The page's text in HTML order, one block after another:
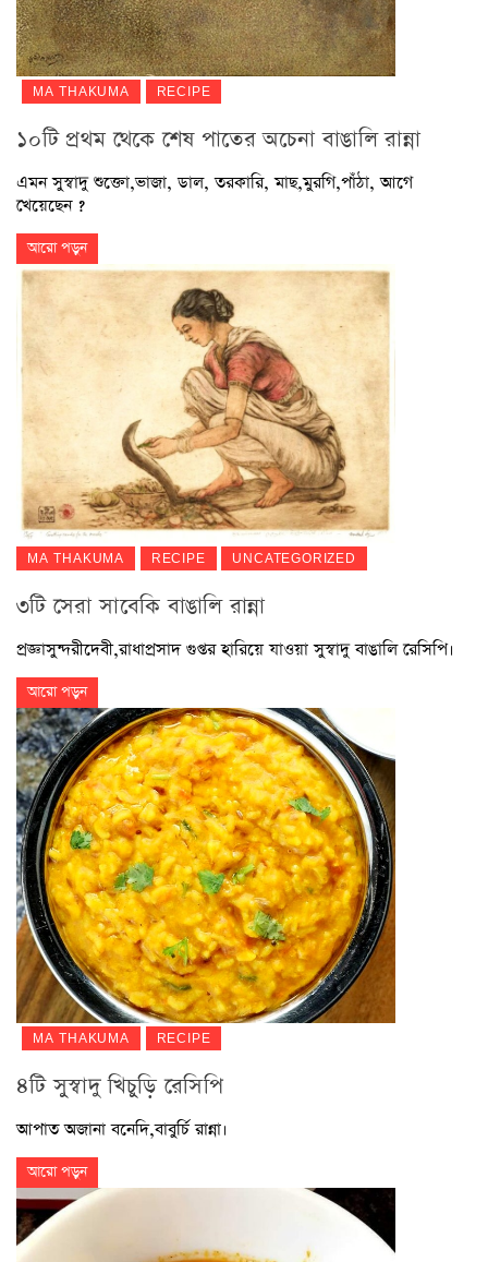
MA THAKUMA RECIPE
১০টি প্রথম থেকে শেষ পাতের অচেনা বাঙালি রান্না
এমন সুস্বাদু শুক্তো,ভাজা, ডাল, তরকারি, মাছ,মুরগি,পাঁঠা, আগে
খেয়েছেন ?
আরো পড়ুন
MA THAKUMA RECIPE UNCATEGORIZED
৩টি সেরা সাবেকি বাঙালি রান্না
প্রজ্ঞাসুন্দরীদেবী,রাধাপ্রসাদ গুপ্তর হারিয়ে যাওয়া সুস্বাদু বাঙালি রেসিপি।
আরো পড়ুন
MA THAKUMA RECIPE
৪টি সুস্বাদু খিচুড়ি রেসিপি
আপাত অজানা বনেদি,বাবুর্চি রান্না।
আরো পড়ুন